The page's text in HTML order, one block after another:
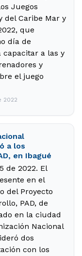
Juegos
del Caribe Mar y
que
día de
capacitar a las y
y
el juego
2022
a los
en Ibagué
de 2022. El
en el
del Proyecto
PAD, de
en la ciudad
Nacional
dos
con los